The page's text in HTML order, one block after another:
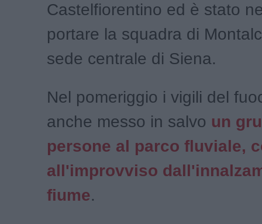
Castelfiorentino ed è stato
portare la squadra di
sede centrale di Siena.
Nel pomeriggio i vigili del
anche messo in salvo un
persone al parco fluviale,
all'improvviso
fiume.